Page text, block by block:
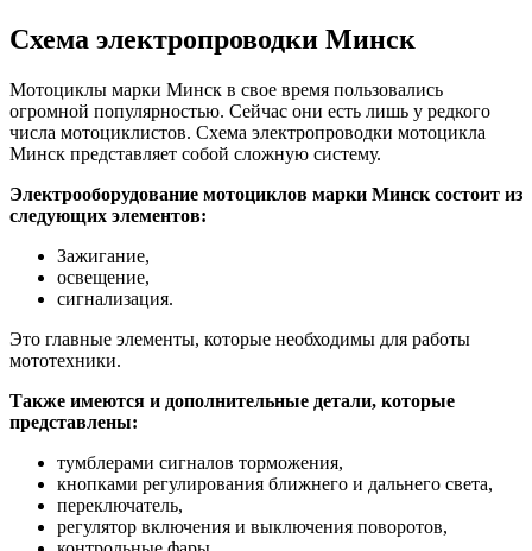
Схема электропроводки Минск
Мотоциклы марки Минск в свое время пользовались
огромной популярностью. Сейчас они есть лишь у редкого
числа мотоциклистов. Схема электропроводки мотоцикла
Минск представляет собой сложную систему.
Электрооборудование мотоциклов марки Минск состоит из
следующих элементов:
Зажигание,
освещение,
сигнализация.
Это главные элементы, которые необходимы для работы
мототехники.
Также имеются и дополнительные детали, которые
представлены:
тумблерами сигналов торможения,
кнопками регулирования ближнего и дальнего света,
переключатель,
регулятор включения и выключения поворотов,